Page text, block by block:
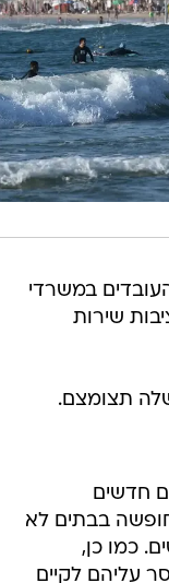
במשרדי
נציבות שירות
תצומצם.
חדשים
בבתים לא
כמו כן,
עליהם לקיים